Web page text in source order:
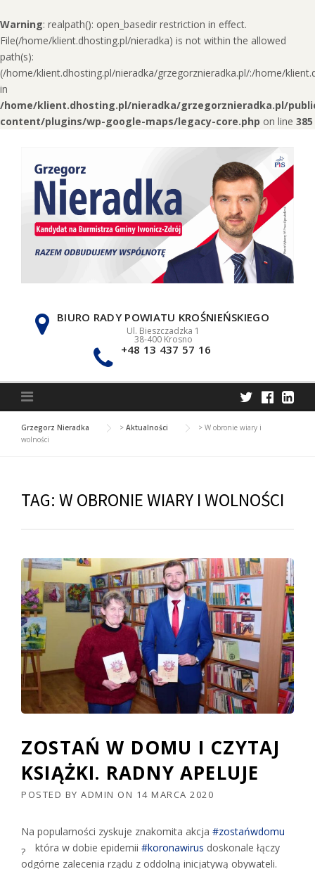
Warning: realpath(): open_basedir restriction in effect.
File(/home/klient.dhosting.pl/nieradka) is not within the allowed
path(s):
(/home/klient.dhosting.pl/nieradka/grzegorznieradka.pl/:/home/
in
/home/klient.dhosting.pl/nieradka/grzegorznieradka.pl/
content/plugins/wp-google-maps/legacy-core.php on line 385
BIURO RADY POWIATU KROŚNIEŃSKIEGO
Ul. Bieszczadzka 1
38-400 Krosno
+48 13 437 57 16
Grzegorz Nieradka > Aktualności > W obronie wiary i
wolności
TAG: W OBRONIE WIARY I WOLNOŚCI
ZOSTAŃ W DOMU I CZYTAJ
KSIĄŻKI. RADNY APELUJE
POSTED BY ADMIN ON 14 MARCA 2020
Na popularności zyskuje znakomita akcja #zostańwdomu
która w dobie epidemii #koronawirus doskonale łączy
odgórne zalecenia rządu z oddolną inicjatywą obywateli.